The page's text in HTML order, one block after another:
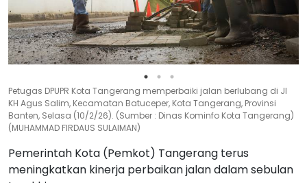
Petugas DPUPR Kota Tangerang memperbaiki jalan berlubang di Jl
KH Agus Salim, Kecamatan Batuceper, Kota Tangerang, Provinsi
Banten, Selasa (10/2/26). (Sumber : Dinas Kominfo Kota Tangerang)
(MUHAMMAD FIRDAUS SULAIMAN)
Pemerintah Kota (Pemkot) Tangerang terus
meningkatkan kinerja perbaikan jalan dalam sebulan